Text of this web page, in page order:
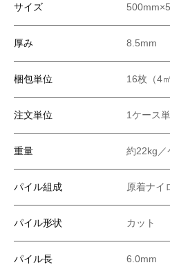
サイズ
厚み 8.5mm
梱包単位 16枚（4㎡
注文単位 1ケース
重量 約22kg／
パイル組成 原着ナイ
パイル形状 カット
パイル長 6.0mm